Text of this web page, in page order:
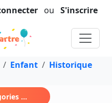
ou S'inscrire
Enfant
Historique
...